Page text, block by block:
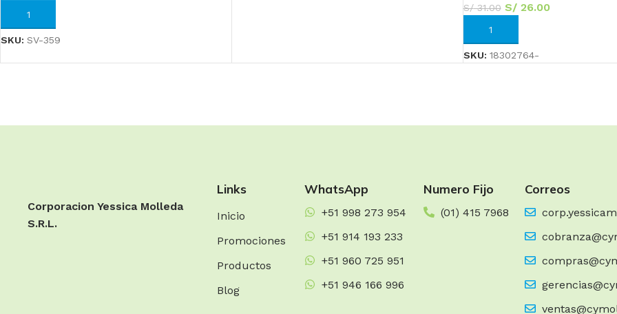
AÑADIR AL CARRITO
SKU: SV-359
S/31.00 S/26.00
AÑADIR AL CARRITO
SKU: 18302764-
Corporacion Yessica Molleda
S.R.L.
Links
Inicio
Promociones
Productos
Blog
WhatsApp
+51 998 273 954
+51 914 193 233
+51 960 725 951
+51 946 166 996
Numero Fijo
(01) 415 7968
Correos